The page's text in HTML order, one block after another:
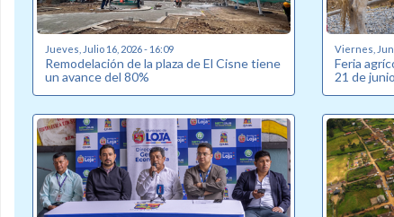
Jueves, Julio 16, 2026 - 16:09
Remodelación de la plaza de El Cisne tiene
un avance del 80%
Viernes,
Feria
21 de junio